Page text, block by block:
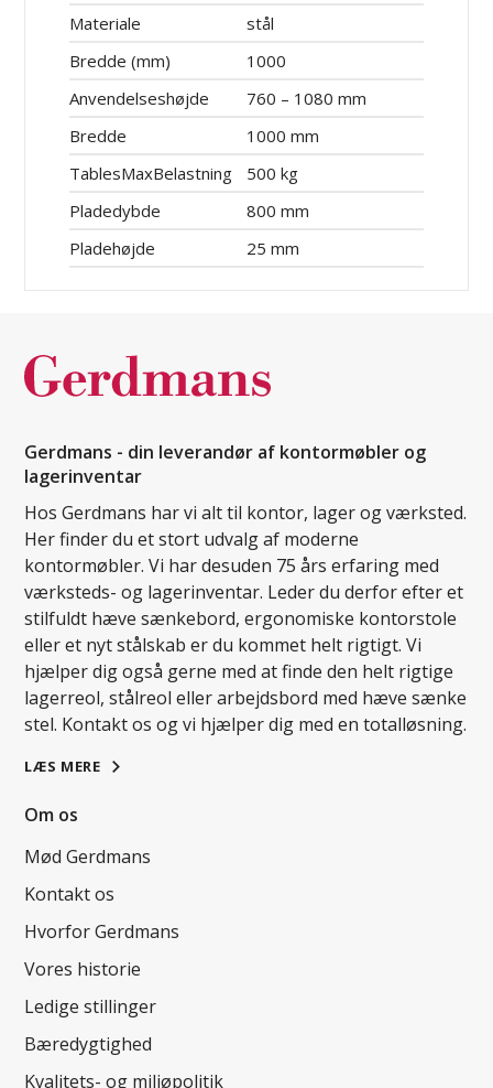
Materiale
stål
Bredde (mm)
1000
Anvendelseshøjde
760 – 1080 mm
Bredde
1000 mm
TablesMaxBelastning
500 kg
Pladedybde
800 mm
Pladehøjde
25 mm
Gerdmans - din leverandør af kontormøbler og
lagerinventar
Hos Gerdmans har vi alt til kontor, lager og værksted.
Her finder du et stort udvalg af moderne
kontormøbler. Vi har desuden 75 års erfaring med
værksteds- og lagerinventar. Leder du derfor efter et
stilfuldt hæve sænkebord, ergonomiske kontorstole
eller et nyt stålskab er du kommet helt rigtigt. Vi
hjælper dig også gerne med at finde den helt rigtige
lagerreol, stålreol eller arbejdsbord med hæve sænke
stel. Kontakt os og vi hjælper dig med en totalløsning.
LÆS MERE
Om os
Mød Gerdmans
Kontakt os
Hvorfor Gerdmans
Vores historie
Ledige stillinger
Bæredygtighed
Kvalitets- og miljøpolitik